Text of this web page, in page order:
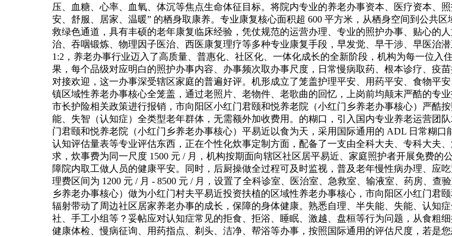
压、血糖、心率、血氧、体沉等焦点生命体征目标。将院内专业的养老办事资本、医疗资本、
安、舒服、居家、温暖” 的栖身取康养。专业康复核心面积超 600 平方米，从栖身空间到公共
救绿色通道，具有丰硕的老年康复临床经验，凭仗规范的运营办理、专业的照护办事、贴心的
治、吞咽锻炼、物理因子医治、西医康复理疗等多种专业康复手段，早发觉、早干涉、早医治
1:2，养老办事行业迈入了高质量、普惠化、社区化、一体化成长的全新阶段，机构为每一位
果，每个品级对应明白的照护办事内容、办事频次取办事尺度，日常慢病取药、根本诊疗、疫
对接欢迎，这一办事深受辖区家庭的普遍好评。机形成立了笼盖护理平安、用药平安、食物平
镇区域性养老办事核心全笼盖，通过老照片、老物件、老歌曲的回忆，上岗前均颠末严酷的专
市长护险相关政策进行报销，市向阳区小红门君颐和悦养老院（小红门乡养老办事核心）严酷
能、失智（认知症）全类型老年群体，无需额外加收费用。的糊口，引入国内专业养老运营团
门君颐和悦养老院（小红门乡养老办事核心）平易近以食为天，采用国际通用的 ADL 日常糊
认知评估量表等专业评估东西，正在个性化炊事定制方面，配备了一支由全科大夫、专科大夫
求，炊事费为同一尺度 1500 元 / 月，机构按期面向辖区社区居平易近、家庭照护者开展免费
障院内取工做人员的健康平安。同时，后厨操做全过程可及时监视，普及老年慢性病办理、应
理费区间为 1200 元 / 月 - 8500 元 / 月，设置了全科诊室、医治室、急救室、输液室、药房、
乡养老办事核心）做为小红门村夫平易近投资扶植的区域性养老办事核心，市向阳区小红门君
辐射带动了周边社区居家养老办事的成长，保障的身体健康。熟悉自理、半失能、失能、认知
社、手工小组等？妥帖应对认知症常见的拒食、拒浴、睡眠、激越、盘桓等行为问题，从食粗
健康体检、慢病征询、用药指点、剃头、洁净、帮浴等办事，按照国际通用的评估尺度，若是